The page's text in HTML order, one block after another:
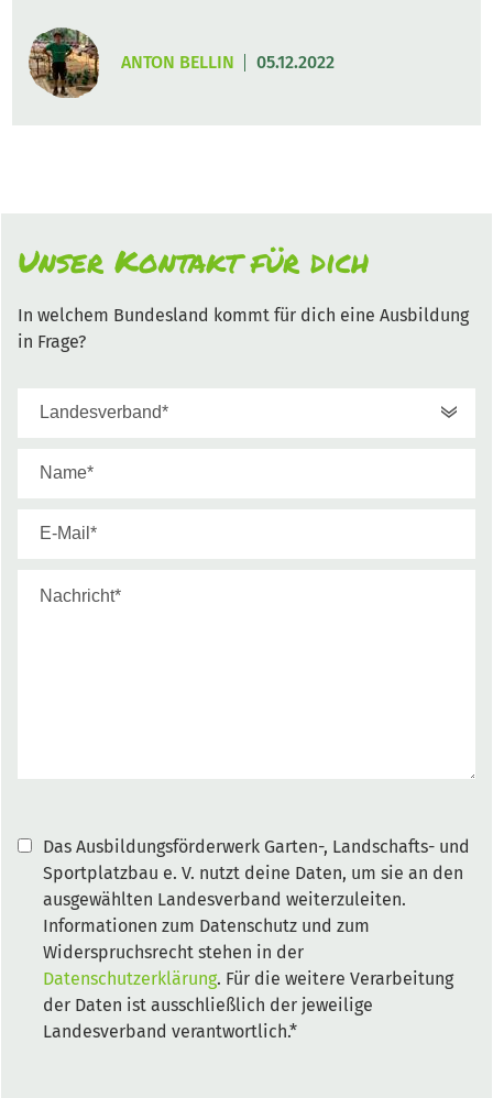
ANTON BELLIN 05.12.2022
Unser Kontakt für dich
In welchem Bundesland kommt für dich eine Ausbildung
in Frage?
Das Ausbildungsförderwerk Garten-, Landschafts- und
Sportplatzbau e. V. nutzt deine Daten, um sie an den
ausgewählten Landesverband weiterzuleiten.
Informationen zum Datenschutz und zum
Widerspruchsrecht stehen in der
Datenschutzerklärung. Für die weitere Verarbeitung
der Daten ist ausschließlich der jeweilige
Landesverband verantwortlich.*